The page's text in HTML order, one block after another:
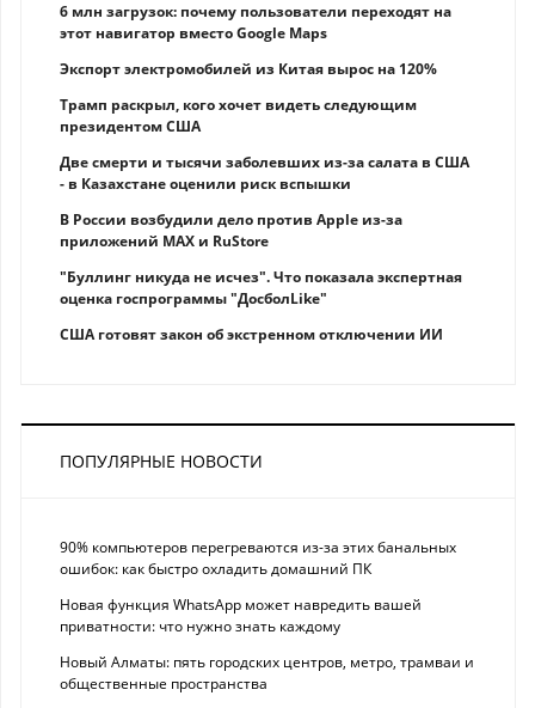
6 млн загрузок: почему пользователи переходят на
этот навигатор вместо Google Maps
Экспорт электромобилей из Китая вырос на 120%
Трамп раскрыл, кого хочет видеть следующим
президентом США
Две смерти и тысячи заболевших из-за салата в США
- в Казахстане оценили риск вспышки
В России возбудили дело против Apple из-за
приложений MAX и RuStore
"Буллинг никуда не исчез". Что показала экспертная
оценка госпрограммы "ДосболLike"
США готовят закон об экстренном отключении ИИ
ПОПУЛЯРНЫЕ НОВОСТИ
90% компьютеров перегреваются из-за этих банальных
ошибок: как быстро охладить домашний ПК
Новая функция WhatsApp может навредить вашей
приватности: что нужно знать каждому
Новый Алматы: пять городских центров, метро, трамваи и
общественные пространства